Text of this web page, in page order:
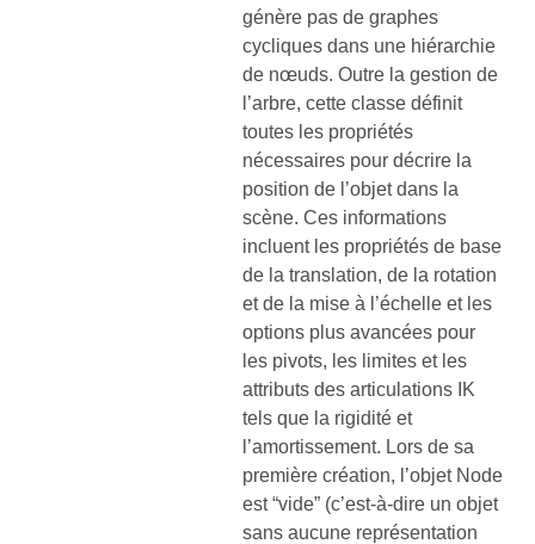
génère pas de graphes
cycliques dans une hiérarchie
de nœuds. Outre la gestion de
l’arbre, cette classe définit
toutes les propriétés
nécessaires pour décrire la
position de l’objet dans la
scène. Ces informations
incluent les propriétés de base
de la translation, de la rotation
et de la mise à l’échelle et les
options plus avancées pour
les pivots, les limites et les
attributs des articulations IK
tels que la rigidité et
l’amortissement. Lors de sa
première création, l’objet Node
est “vide” (c’est-à-dire un objet
sans aucune représentation